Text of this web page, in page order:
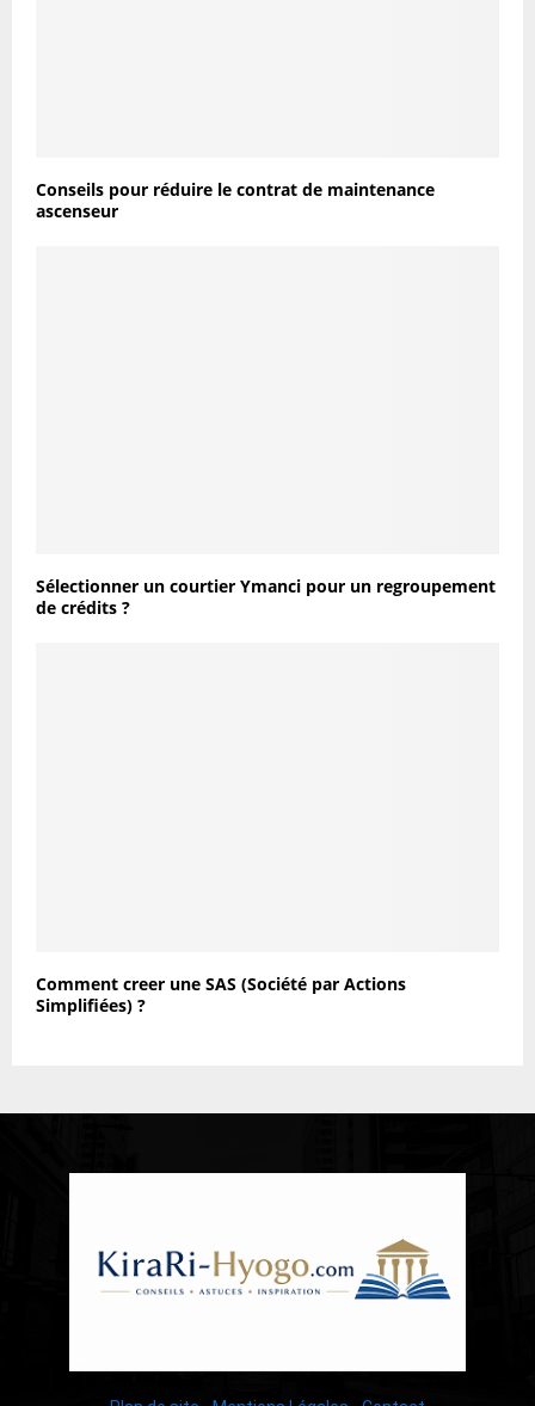
Conseils pour réduire le contrat de maintenance
ascenseur
Sélectionner un courtier Ymanci pour un regroupement
de crédits ?
Comment creer une SAS (Société par Actions
Simplifiées) ?